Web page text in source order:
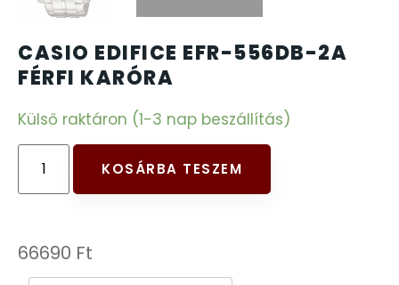
CASIO EDIFICE EFR-556DB-2A
FÉRFI KARÓRA
Külső raktáron (1-3 nap beszállítás)
KOSÁRBA TESZEM
66690 Ft
ESPRIT
FALIÓRÁK
FÉMCSATOK
FESTINA
FRANCIS DELON